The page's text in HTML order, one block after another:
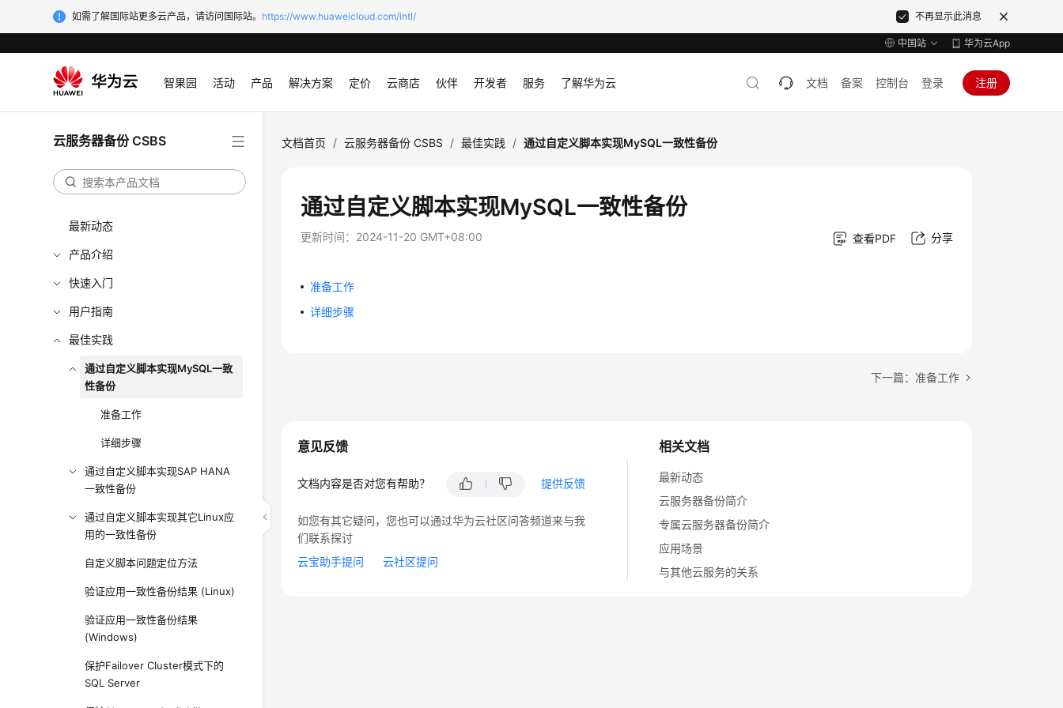
如需了解国际站更多云产品，请访问国际站。 https://www.huaweicloud.com/intl/ 不再显示此消息
中国站 华为云App
智果园 活动 产品 解决方案 定价 云商店 伙伴 开发者 服务 了解华为云 文档 备案 控制台 登录 注册
云服务器备份 CSBS
最新动态
产品介绍
快速入门
用户指南
最佳实践
通过自定义脚本实现MySQL一致
性备份
准备工作
详细步骤
通过自定义脚本实现SAP HANA
一致性备份
通过自定义脚本实现其它Linux应
用的一致性备份
自定义脚本问题定位方法
验证应用一致性备份结果 (Linux)
验证应用一致性备份结果
(Windows)
保护Failover Cluster模式下的
SQL Server
文档首页 / 云服务器备份 CSBS / 最佳实践 / 通过自定义脚本实现MySQL一致性备份
通过自定义脚本实现MySQL一致性备份
更新时间： 2024-11-20 GMT+08:00 查看PDF 分享
准备工作
详细步骤
下一篇：准备工作
相关文档
最新动态
云服务器备份简介
专属云服务器备份简介
应用场景
与其他云服务的关系
意见反馈
文档内容是否对您有帮助？ 提供反馈
如您有其它疑问，您也可以通过华为云社区问答频道来与我
们联系探讨
云宝助手提问
云社区提问